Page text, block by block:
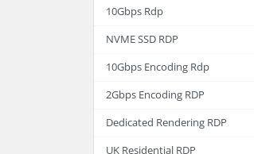
10Gbps Rdp
NVME SSD RDP
10Gbps Encoding Rdp
2Gbps Encoding RDP
Dedicated Rendering RDP
UK Residential RDP